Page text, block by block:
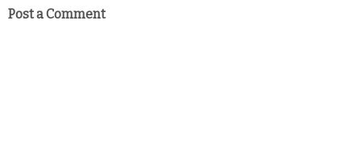
Post a Comment